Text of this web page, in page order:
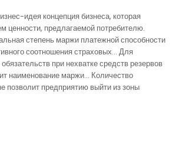
идея концепция бизнеса, которая
ценности, предлагаемой потребителю.
степень маржи платежной способности
соотношения страховых… Для
при нехватке средств резервов
наименование маржи… Количество
позволит предприятию выйти из зоны